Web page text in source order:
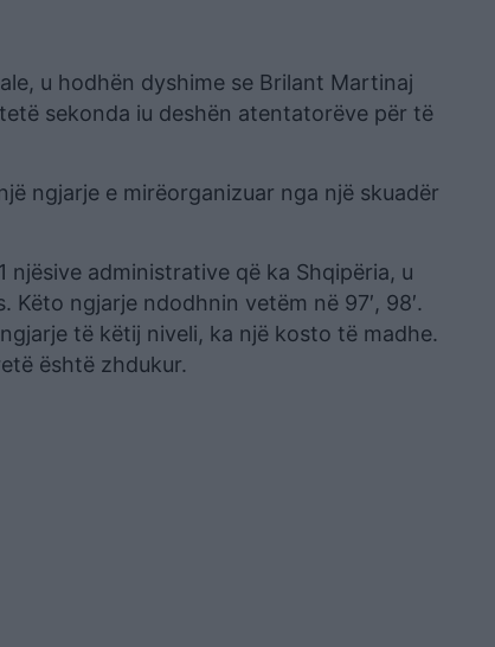
u hodhën dyshime se Brilant Martinaj
sekonda iu deshën atentatorëve për të
ngjarje e mirëorganizuar nga një skuadër
njësive administrative që ka Shqipëria, u
ngjarje ndodhnin vetëm në 97′, 98′.
të këtij niveli, ka një kosto të madhe.
është zhdukur.